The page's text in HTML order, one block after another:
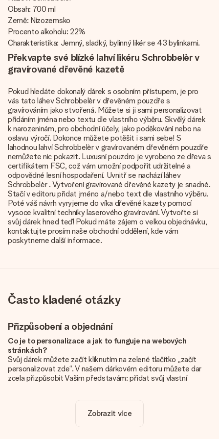
Obsah: 700 ml
Země: Nizozemsko
Procento alkoholu: 22%
Charakteristika: Jemný, sladký, bylinný likér se 43 bylinkami.
Překvapte své blízké lahví likéru Schrobbelèr v
gravírované dřevěné kazetě
Pokud hledáte dokonalý dárek s osobním přístupem, je pro
vás tato láhev Schrobbelèr v dřevěném pouzdře s
gravírováním jako stvořená. Můžete si ji sami personalizovat
přidáním jména nebo textu dle vlastního výběru. Skvělý dárek
k narozeninám, pro obchodní účely, jako poděkování nebo na
oslavu výročí. Dokonce můžete potěšit i sami sebe! S
lahodnou lahví Schrobbelèr v gravírovaném dřevěném pouzdře
nemůžete nic pokazit. Luxusní pouzdro je vyrobeno ze dřeva s
certifikátem FSC, což vám umožní podpořit udržitelné a
odpovědné lesní hospodaření. Uvnitř se nachází láhev
Schrobbelèr . Vytvoření gravírované dřevěné kazety je snadné.
Stačí v editoru přidat jméno a/nebo text dle vlastního výběru.
Poté váš návrh vyryjeme do víka dřevěné kazety pomocí
vysoce kvalitní techniky laserového gravírování. Vytvořte si
svůj dárek hned teď! Pokud máte zájem o velkou objednávku,
kontaktujte prosím naše obchodní oddělení, kde vám
poskytneme další informace.
Často kladené otázky
Přizpůsobení a objednání
Co je to personalizace a jak to funguje na webových
stránkách?
Svůj dárek můžete začít kliknutím na zelené tlačítko „začít
personalizovat zde“. V našem dárkovém editoru můžete dar
zcela přizpůsobit Vašim představám: přidat svůj vlastní
Je personalizace zahrnuta v ceně?
Zobrazit více